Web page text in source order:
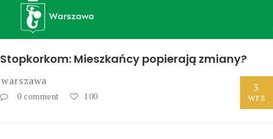
Stopkorkom: Mieszkańcy popierają zmiany?
warszawa
0 comment 100
3
wrz